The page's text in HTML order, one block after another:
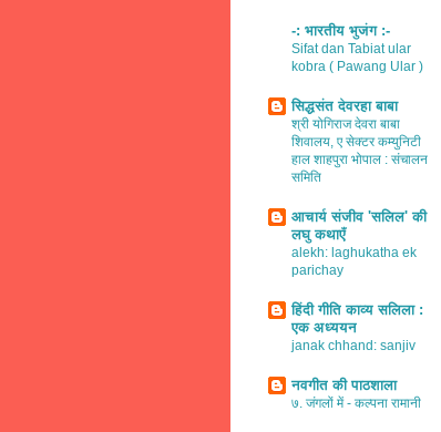
-: भारतीय भुजंग :-
Sifat dan Tabiat ular
kobra ( Pawang Ular )
सिद्धसंत देवरहा बाबा
श्री योगिराज देवरा बाबा
शिवालय, ए सेक्टर कम्युनिटी
हाल शाहपुरा भोपाल : संचालन
समिति
आचार्य संजीव 'सलिल' की
लघु कथाएँ
alekh: laghukatha ek
parichay
हिंदी गीति काव्य सलिला :
एक अध्ययन
janak chhand: sanjiv
नवगीत की पाठशाला
७. जंगलों में - कल्पना रामानी